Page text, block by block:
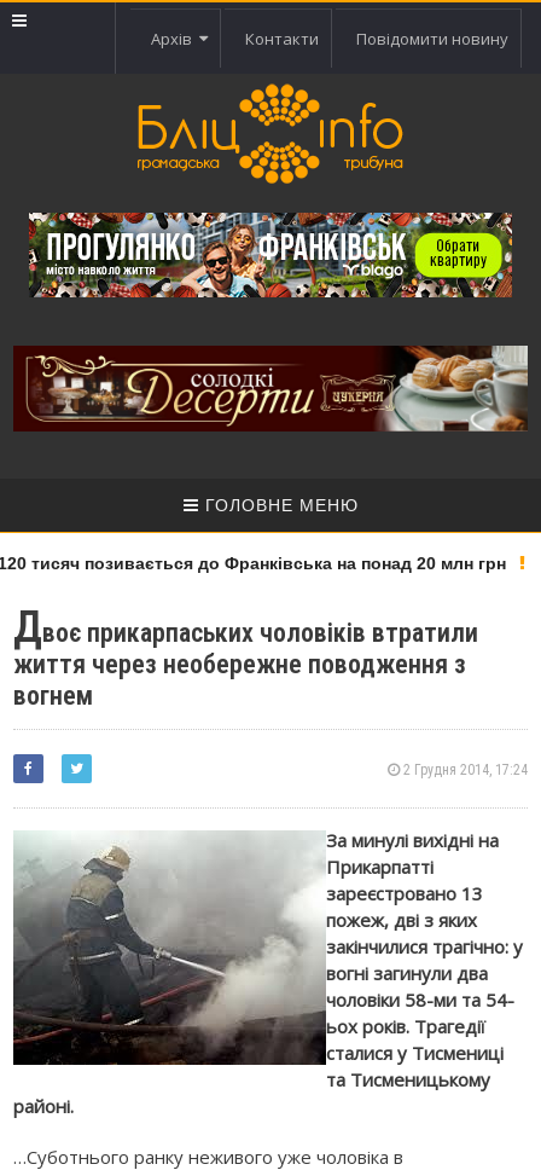
Архів Контакти Повідомити новину
ГОЛОВНЕ МЕНЮ
тисяч позивається до Франківська на понад 20 млн грн
Двоє прикарпаських чоловіків втратили
життя через необережне поводження з
вогнем
2 Грудня 2014, 17:24
За минулі вихідні на
Прикарпатті
зареєстровано 13
пожеж, дві з яких
закінчилися трагічно: у
вогні загинули два
чоловіки 58-ми та 54-
ьох років. Трагедії
сталися у Тисмениці
та Тисменицькому
районі.
…Суботнього ранку неживого уже чоловіка в